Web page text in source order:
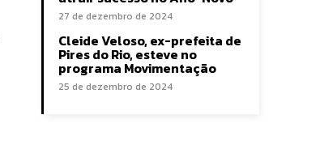
27 de dezembro de 2024
Cleide Veloso, ex-prefeita de
Pires do Rio, esteve no
programa Movimentação
25 de dezembro de 2024